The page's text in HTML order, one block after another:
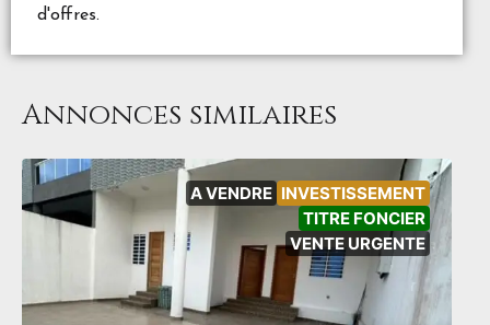
d'offres.
Annonces similaires
A VENDRE INVESTISSEMENT
TITRE FONCIER
VENTE URGENTE